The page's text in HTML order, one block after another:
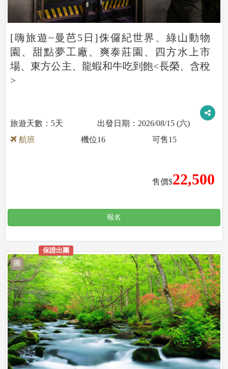
[嗨旅遊~曼芭5日]侏儸紀世界、綠山動物
園、甜點夢工廠、爽泰莊園、四方水上市
場、東方公主、龍蝦和牛吃到飽<長榮、含稅
>
5天
2026/08/15 (六)
航班
售價$22,500
機位16 可售15
報名
團
保證出團